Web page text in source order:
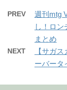
PREV
週刊mtg
し！ロ
まとめ
NEXT
【サガ
ーバータ